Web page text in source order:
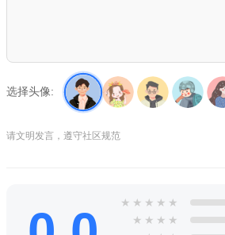
和【好友】一起迎接【全服挑战】
【大师赛】全面开战，最高阶的实力
肩战斗，迎接全服玩家的挑战，以精湛的
誉吧!
辑，还是...?丰富的玩法设计，丰厚的惊
选择头像:
请文明发言，遵守社区规范
★ ★ ★ ★ ★
★ ★ ★ ★